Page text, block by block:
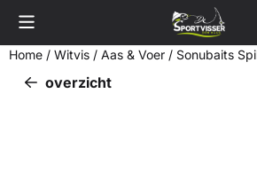
Cookievoorkeuren zijn momenteel
Home / Witvis / Aas & Voer / Sonubaits
overzicht